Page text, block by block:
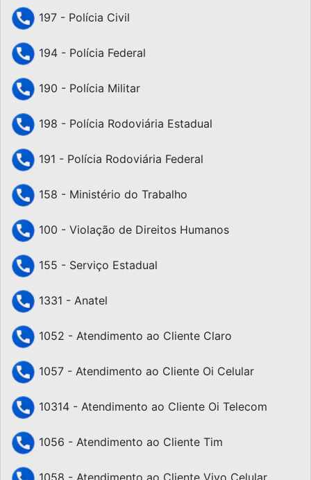
197 - Polícia Civil
194 - Polícia Federal
190 - Polícia Militar
198 - Polícia Rodoviária Estadual
191 - Polícia Rodoviária Federal
158 - Ministério do Trabalho
100 - Violação de Direitos Humanos
155 - Serviço Estadual
1331 - Anatel
1052 - Atendimento ao Cliente Claro
1057 - Atendimento ao Cliente Oi Celular
10314 - Atendimento ao Cliente Oi Telecom
1056 - Atendimento ao Cliente Tim